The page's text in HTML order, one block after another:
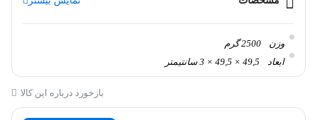
بگذارد.
طرح‌های
داخل و بیرون تخته هر دو با ترکیبی ازچوب، خاتم و صدف مصنوعیتزئین
شده و به‌دلیل پرداخت براق پلی‌استر، درخششی لوکس و ماندگار دارد.
وزن
2500 گرم
ابعاد
49,5 × 49,5 × 3 سانتیمتر
بازخورد درباره این کالا